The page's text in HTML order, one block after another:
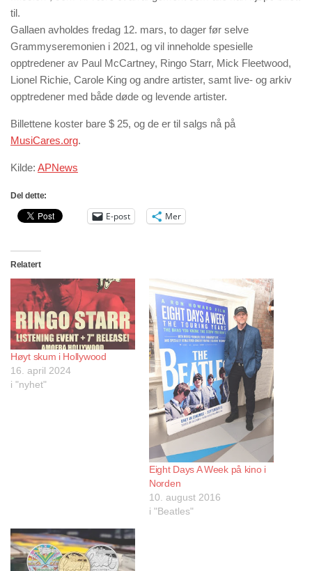
til.
Gallaen avholdes fredag ​​12. mars, to dager før selve
Grammyseremonien i 2021, og vil inneholde spesielle
opptredener av Paul McCartney, Ringo Starr, Mick Fleetwood,
Lionel Richie, Carole King og andre artister, samt live- og arkiv
opptredener med både døde og levende artister.
Billettene koster bare $ 25, og de er til salgs nå på
MusiCares.org.
Kilde: APNews
Del dette:
E-post Mer
Relatert
Høyt skum i Hollywood
16. april 2024
i "nyhet"
Eight Days A Week på kino i
Norden
10. august 2016
i "Beatles"